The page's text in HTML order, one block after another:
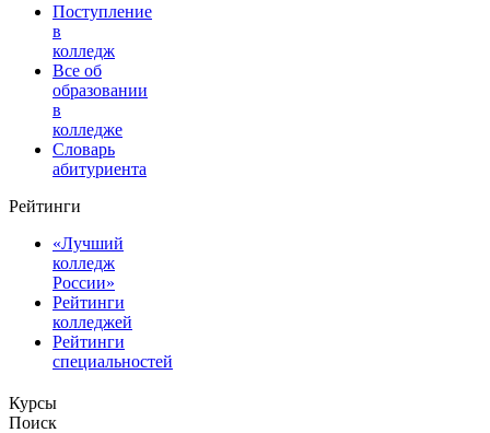
Поступление
в
колледж
Все об
образовании
в
колледже
Словарь
абитуриента
Рейтинги
«Лучший
колледж
России»
Рейтинги
колледжей
Рейтинги
специальностей
Курсы
Поиск